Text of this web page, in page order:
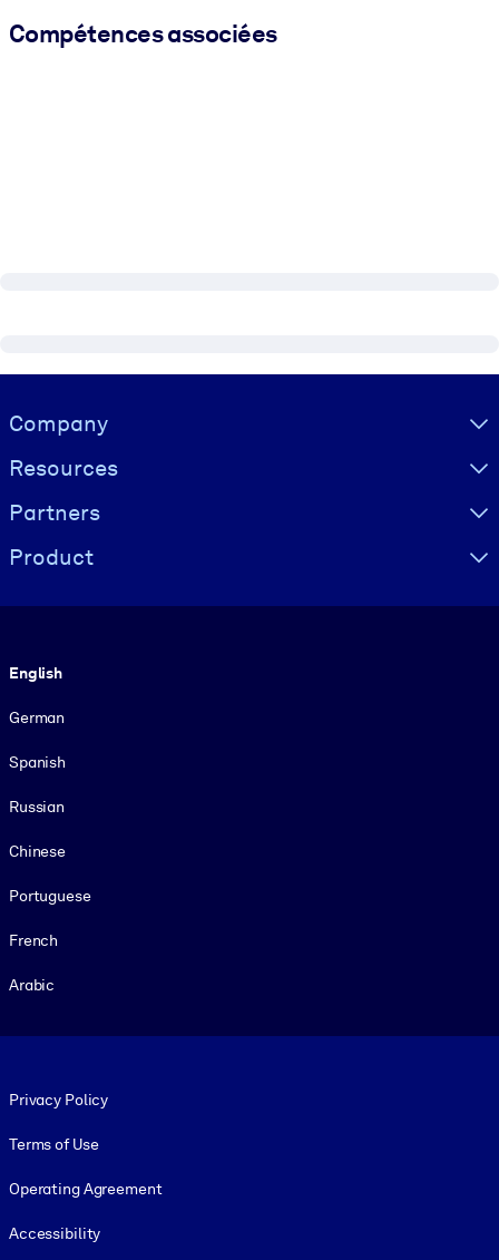
Compétences associées
Visually hidden Text
Company
Resources
Partners
Product
English
German
Spanish
Russian
Chinese
Portuguese
French
Arabic
Privacy Policy
Terms of Use
Operating Agreement
Accessibility